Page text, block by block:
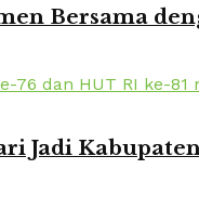
Bersama
Jadi